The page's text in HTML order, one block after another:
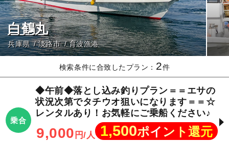
白鶴丸
兵庫県 淡路市 育波漁港
検索条件に合致したプラン： 2件
乗合
◆午前◆落とし込み釣りプラン＝＝エサの
状況次第でタチウオ狙いになります＝＝☆
レンタルあり！お気軽にご乗船ください♪
9,000 円/人 1,500ポイント還元